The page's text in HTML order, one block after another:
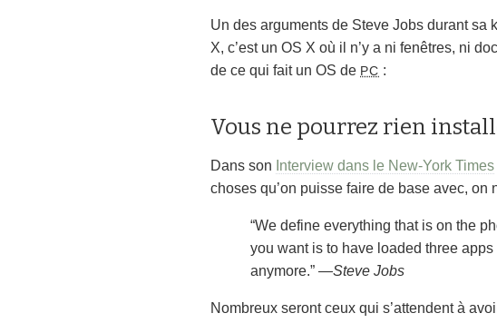
Un des arguments de Steve Jobs durant sa
X, c’est un OS X où il n’y a ni fenêtres, ni
de ce qui fait un OS de PC :
Vous ne pourrez rien
Dans son Interview dans le New-York Times
choses qu’on puisse faire de base avec,
“We define everything that is on the
you want is to have loaded three
anymore.”
Steve Jobs
Nombreux seront ceux qui s’attendent à